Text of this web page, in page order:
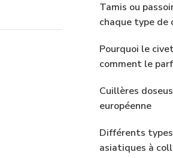
Tamis ou
chaque type de
Pourquoi le
comment le
Cuillères
européenne
Différents
asiatiques à